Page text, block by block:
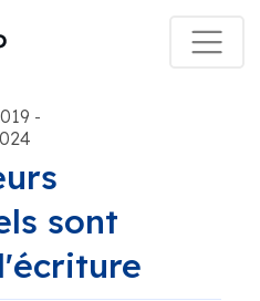
-
sont